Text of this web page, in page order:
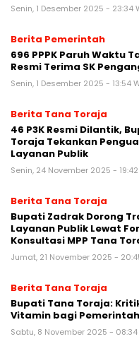
Senin, 1 Desember 2025 - 23:34
Berita Pemerintah
696 PPPK Paruh Waktu
Resmi Terima SK
Senin, 1 Desember 2025 - 13:54
Berita Tana Toraja
46 P3K Resmi Dilantik,
Toraja Tekankan
Layanan Publik
Senin, 24 November 2025 - 19:42
Berita Tana Toraja
Bupati Zadrak Dorong
Layanan Publik Lewat
Konsultasi MPP Tana
Jumat, 21 November 2025 -
Berita Tana Toraja
Bupati Tana Toraja:
Vitamin bagi Pemerintah
Sabtu, 8 November 2025 - 08:34